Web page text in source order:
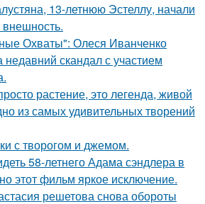
13-летнюю Эстеллу, начали
внешность.
Охваты": Олеся Иванченко
скандал с участием
растение, это легенда, живой
из самых удивительных творений
с творогом и джемом.
58-летнего Адама сэндлера в
этот фильм яркое исключение.
решетова снова обороты